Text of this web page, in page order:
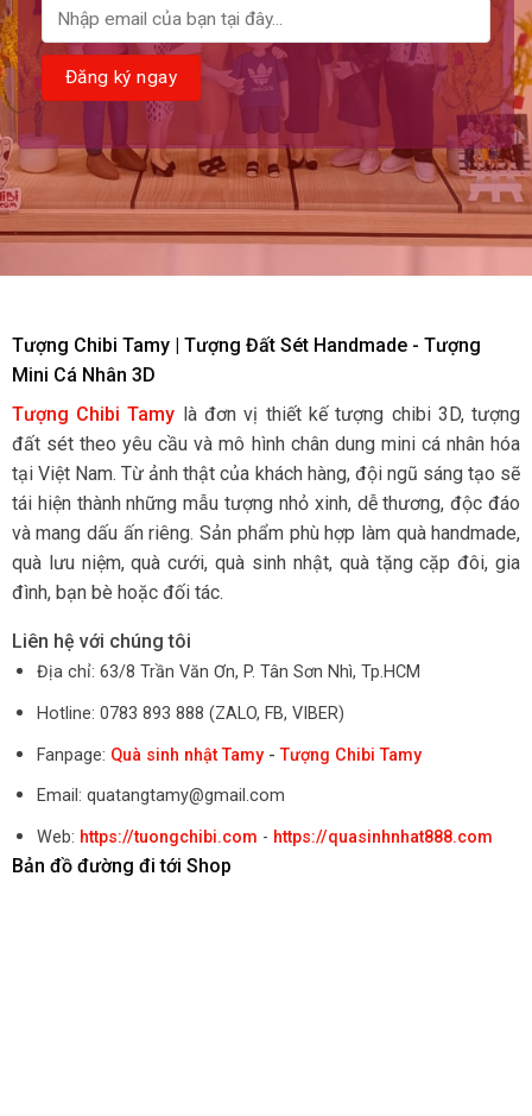
Tượng Chibi Tamy | Tượng Đất Sét Handmade - Tượng
Mini Cá Nhân 3D
Tượng Chibi Tamy là đơn vị thiết kế tượng chibi 3D, tượng
đất sét theo yêu cầu và mô hình chân dung mini cá nhân hóa
tại Việt Nam. Từ ảnh thật của khách hàng, đội ngũ sáng tạo sẽ
tái hiện thành những mẫu tượng nhỏ xinh, dễ thương, độc đáo
và mang dấu ấn riêng. Sản phẩm phù hợp làm quà handmade,
quà lưu niệm, quà cưới, quà sinh nhật, quà tặng cặp đôi, gia
đình, bạn bè hoặc đối tác.
Liên hệ với chúng tôi
Địa chỉ: 63/8 Trần Văn Ơn, P. Tân Sơn Nhì, Tp.HCM
Hotline: 0783 893 888 (ZALO, FB, VIBER)
Fanpage: Quà sinh nhật Tamy-Tượng Chibi Tamy
Email: quatangtamy@gmail.com
Web: https://tuongchibi.com - https://quasinhnhat888.com
Bản đồ đường đi tới Shop